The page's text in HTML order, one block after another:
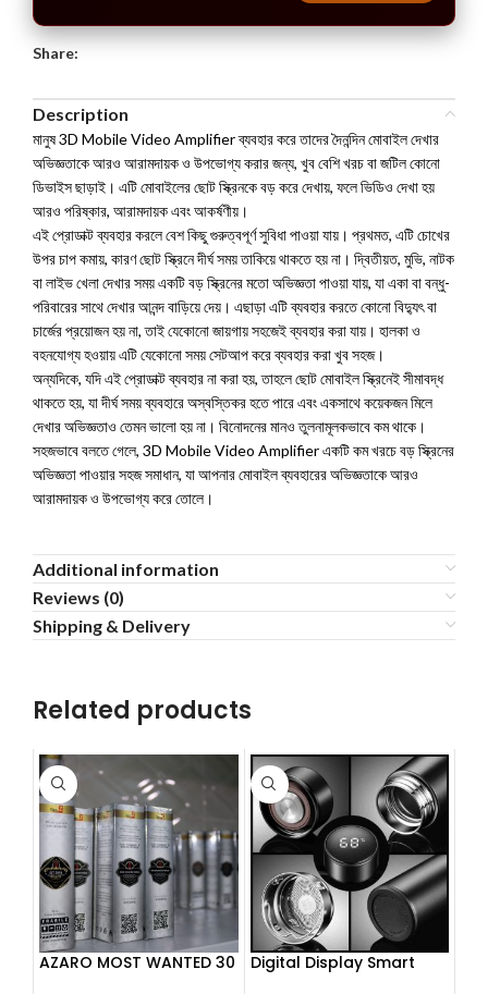
Share:
Description
মানুষ 3D Mobile Video Amplifier ব্যবহার করে তাদের দৈনন্দিন মোবাইল দেখার
অভিজ্ঞতাকে আরও আরামদায়ক ও উপভোগ্য করার জন্য, খুব বেশি খরচ বা জটিল কোনো
ডিভাইস ছাড়াই। এটি মোবাইলের ছোট স্ক্রিনকে বড় করে দেখায়, ফলে ভিডিও দেখা হয়
আরও পরিষ্কার, আরামদায়ক এবং আকর্ষণীয়।
এই প্রোডাক্ট ব্যবহার করলে বেশ কিছু গুরুত্বপূর্ণ সুবিধা পাওয়া যায়। প্রথমত, এটি চোখের
উপর চাপ কমায়, কারণ ছোট স্ক্রিনে দীর্ঘ সময় তাকিয়ে থাকতে হয় না। দ্বিতীয়ত, মুভি, নাটক
বা লাইভ খেলা দেখার সময় একটি বড় স্ক্রিনের মতো অভিজ্ঞতা পাওয়া যায়, যা একা বা বন্ধু-
পরিবারের সাথে দেখার আনন্দ বাড়িয়ে দেয়। এছাড়া এটি ব্যবহার করতে কোনো বিদ্যুৎ বা
চার্জের প্রয়োজন হয় না, তাই যেকোনো জায়গায় সহজেই ব্যবহার করা যায়। হালকা ও
বহনযোগ্য হওয়ায় এটি যেকোনো সময় সেটআপ করে ব্যবহার করা খুব সহজ।
অন্যদিকে, যদি এই প্রোডাক্ট ব্যবহার না করা হয়, তাহলে ছোট মোবাইল স্ক্রিনেই সীমাবদ্ধ
থাকতে হয়, যা দীর্ঘ সময় ব্যবহারে অস্বস্তিকর হতে পারে এবং একসাথে কয়েকজন মিলে
দেখার অভিজ্ঞতাও তেমন ভালো হয় না। বিনোদনের মানও তুলনামূলকভাবে কম থাকে।
সহজভাবে বলতে গেলে, 3D Mobile Video Amplifier একটি কম খরচে বড় স্ক্রিনের
অভিজ্ঞতা পাওয়ার সহজ সমাধান, যা আপনার মোবাইল ব্যবহারের অভিজ্ঞতাকে আরও
আরামদায়ক ও উপভোগ্য করে তোলে।
Additional information
Reviews (0)
Shipping & Delivery
Related products
AZARO MOST WANTED 30
Digital Display Smart